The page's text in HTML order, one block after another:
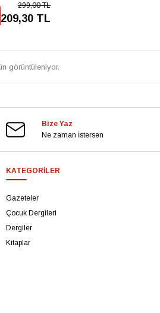
299,00 TL
209,30 TL
görüntüleniyor.
Bize Yaz
Ne zaman İstersen
KATEGORILER
Gazeteler
Çocuk Dergileri
Dergiler
Kitaplar